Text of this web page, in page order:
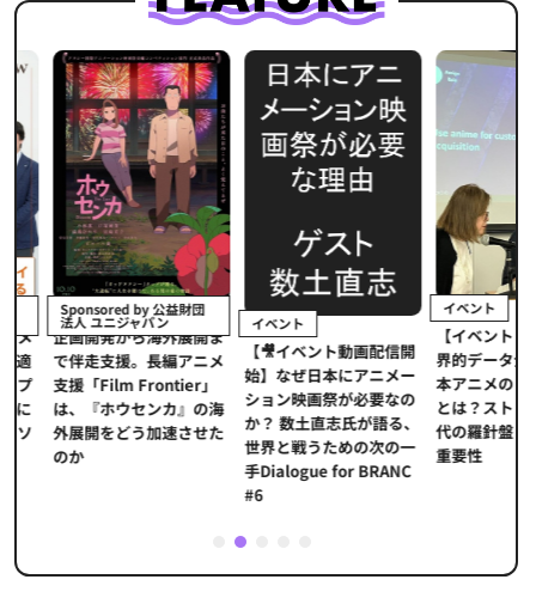
Sponsored by 公益財団
法人 ユニジャパン
企画開発から海外展開ま
で伴走支援。長編アニメ
支援「Film Frontier」
は、『ホウセンカ』の海
外展開をどう加速させた
のか
イベント
【🎥イベント動画配信開
始】なぜ日本にアニメー
ション映画祭が必要なの
か？ 数土直志氏が語る、
世界と戦うための次の一
手Dialogue for BRANC
イベント
【イベントレポ
界的データ企業
本アニメの「真
とは？ストリー
代の羅針盤「デ
重要性
2